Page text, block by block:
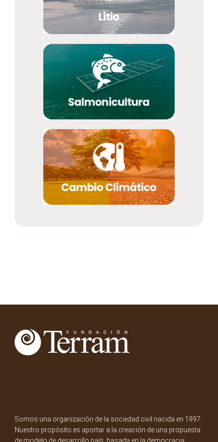
Somos una organización de la sociedad civil nacida en 1997.
Nuestro propósito es aportar a la creación de una propuesta